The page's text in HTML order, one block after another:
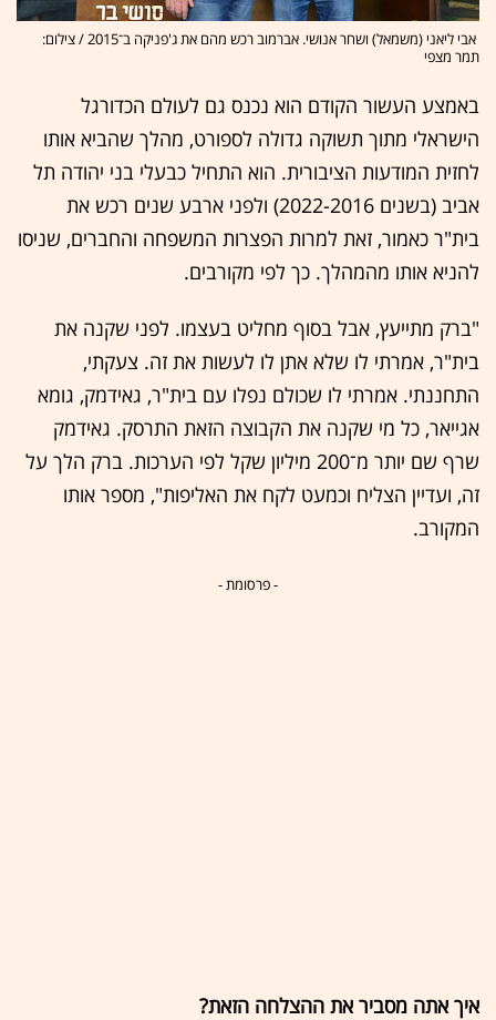
אבי ליאני (משמאל) ושחר אנושי. אברמוב רכש מהם את ג'פניקה ב־2015 / צילום:
תמר מצפי
באמצע העשור הקודם הוא נכנס גם לעולם הכדורגל
הישראלי מתוך תשוקה גדולה לספורט, מהלך שהביא אותו
לחזית המודעות הציבורית. הוא התחיל כבעלי בני יהודה תל
אביב (בשנים 2022-2016) ולפני ארבע שנים רכש את
בית"ר כאמור, זאת למרות הפצרות המשפחה והחברים, שניסו
להניא אותו מהמהלך. כך לפי מקורבים.
"ברק מתייעץ, אבל בסוף מחליט בעצמו. לפני שקנה את
בית"ר, אמרתי לו שלא אתן לו לעשות את זה. צעקתי,
התחננתי. אמרתי לו שכולם נפלו עם בית"ר, גאידמק, גומא
אגייאר, כל מי שקנה את הקבוצה הזאת התרסק. גאידמק
שרף שם יותר מ־200 מיליון שקל לפי הערכות. ברק הלך על
זה, ועדיין הצליח וכמעט לקח את האליפות", מספר אותו
המקורב.
- פרסומת -
איך אתה מסביר את ההצלחה הזאת?